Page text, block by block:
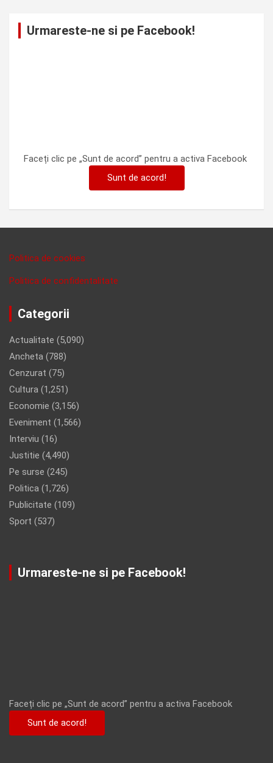
Urmareste-ne si pe Facebook!
Faceți clic pe „Sunt de acord” pentru a activa Facebook
Sunt de acord!
Politica de cookies
Politica de confidentalitate
Categorii
Actualitate (5,090)
Ancheta (788)
Cenzurat (75)
Cultura (1,251)
Economie (3,156)
Eveniment (1,566)
Interviu (16)
Justitie (4,490)
Pe surse (245)
Politica (1,726)
Publicitate (109)
Sport (537)
Urmareste-ne si pe Facebook!
Faceți clic pe „Sunt de acord” pentru a activa Facebook
Sunt de acord!